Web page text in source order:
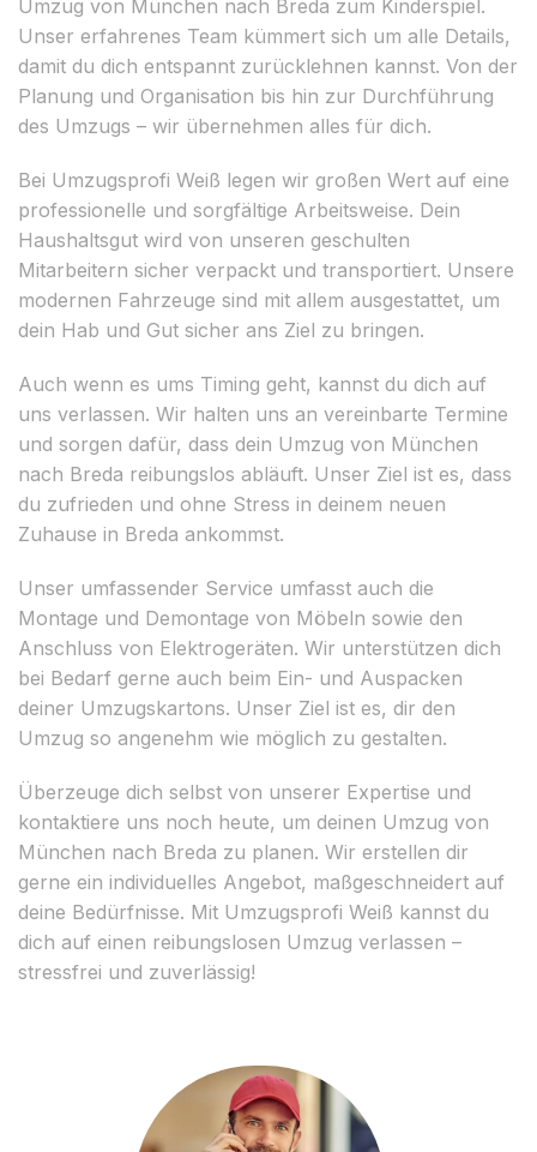
Umzug von München nach Breda zum Kinderspiel.
Unser erfahrenes Team kümmert sich um alle Details,
damit du dich entspannt zurücklehnen kannst. Von der
Planung und Organisation bis hin zur Durchführung
des Umzugs – wir übernehmen alles für dich.
Bei Umzugsprofi Weiß legen wir großen Wert auf eine
professionelle und sorgfältige Arbeitsweise. Dein
Haushaltsgut wird von unseren geschulten
Mitarbeitern sicher verpackt und transportiert. Unsere
modernen Fahrzeuge sind mit allem ausgestattet, um
dein Hab und Gut sicher ans Ziel zu bringen.
Auch wenn es ums Timing geht, kannst du dich auf
uns verlassen. Wir halten uns an vereinbarte Termine
und sorgen dafür, dass dein Umzug von München
nach Breda reibungslos abläuft. Unser Ziel ist es, dass
du zufrieden und ohne Stress in deinem neuen
Zuhause in Breda ankommst.
Unser umfassender Service umfasst auch die
Montage und Demontage von Möbeln sowie den
Anschluss von Elektrogeräten. Wir unterstützen dich
bei Bedarf gerne auch beim Ein- und Auspacken
deiner Umzugskartons. Unser Ziel ist es, dir den
Umzug so angenehm wie möglich zu gestalten.
Überzeuge dich selbst von unserer Expertise und
kontaktiere uns noch heute, um deinen Umzug von
München nach Breda zu planen. Wir erstellen dir
gerne ein individuelles Angebot, maßgeschneidert auf
deine Bedürfnisse. Mit Umzugsprofi Weiß kannst du
dich auf einen reibungslosen Umzug verlassen –
stressfrei und zuverlässig!